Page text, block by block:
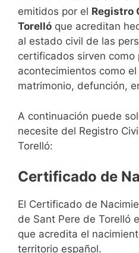
emitidos por el Registro
Torelló que acreditan
al estado civil de las
certificados sirven como
acontecimientos como
matrimonio, defunción,
A continuación puede
necesite del Registro
Torelló:
Certificado de
El Certificado de
de Sant Pere de Torelló
que acredita el
territorio español.